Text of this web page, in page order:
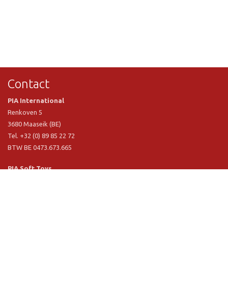
Contact
PIA International
Renkoven 5
3680 Maaseik (BE)
Tel. +32 (0) 89 85 22 72
BTW BE 0473.673.665
PIA Soft Toys